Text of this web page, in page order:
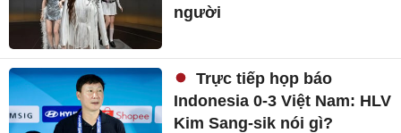
người
Trực tiếp họp báo
Indonesia 0-3 Việt Nam: HLV
Kim Sang-sik nói gì?